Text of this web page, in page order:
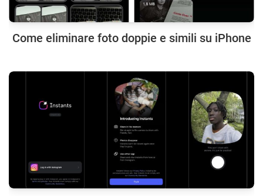
Come eliminare foto doppie e simili su iPhone